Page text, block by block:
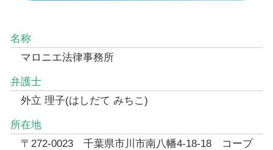
名称
マロニエ法律事務所
弁護士
外立 理子(はしだて みちこ)
所在地
〒272-0023 千葉県市川市南八幡4-18-18 コープ